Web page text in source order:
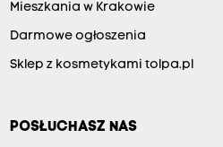
Mieszkania w Krakowie
Darmowe ogłoszenia
Sklep z kosmetykami tolpa.pl
POSŁUCHASZ NAS